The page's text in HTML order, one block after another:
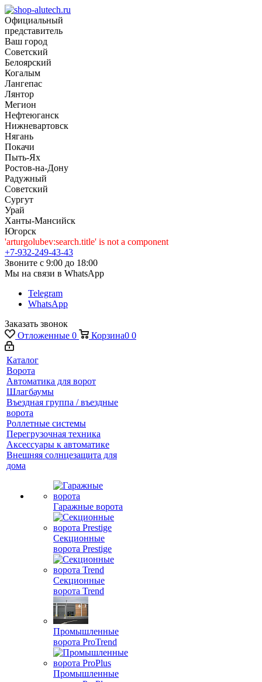
Официальный
представитель
Ваш город
Советский
Белоярский
Когалым
Лангепас
Лянтор
Мегион
Нефтеюганск
Нижневартовск
Нягань
Покачи
Пыть-Ях
Рoстов-на-Дону
Радужный
Советский
Сургут
Урай
Ханты-Мансийск
Югорск
'arturgolubev:search.title' is not a component
+7-932-249-43-43
Звоните с 9:00 до 18:00
Мы на связи в WhatsApp
Telegram
WhatsApp
Заказать звонок
Отложенные 0 Корзина0 0
Каталог
Ворота
Автоматика для ворот
Шлагбаумы
Въездная группа / въездные
ворота
Роллетные системы
Перегрузочная техника
Аксессуары к автоматике
Внешняя солнцезащита для
дома
Гаражные ворота
Секционные
ворота Prestige
Секционные
ворота Trend
Промышленные
ворота ProTrend
Промышленные